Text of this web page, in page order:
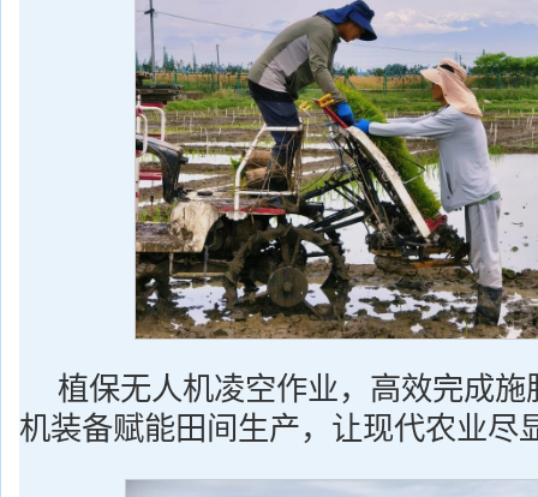
植保无人机凌空作业，高效完成
机装备赋能田间生产，让现代农业尽